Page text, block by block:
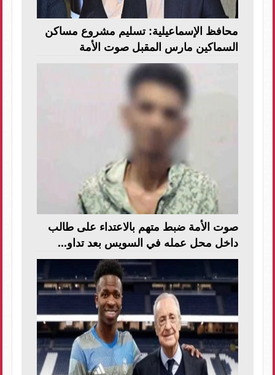
محافظ الإسماعيلية: تسليم مشروع مساكن
السماكين مارس المقبل صوت الأمة
صوت الأمة ضبط متهم بالاعتداء على طالب
داخل محل عمله في السويس بعد تداو...